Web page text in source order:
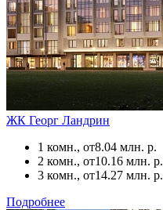
ЖК Георг Ландрин
1 комн., от8.04 млн. р.
2 комн., от10.16 млн. р.
3 комн., от14.27 млн. р.
Подробнее